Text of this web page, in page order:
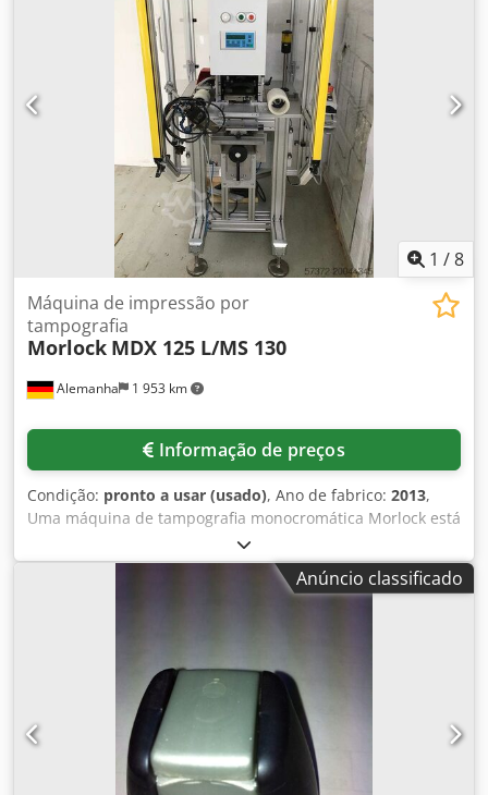
1 /8
Alemanha 1 953 km
Máquina de impressão por
tampografia
Morlock MDX 125 L/MS 130
Informação de preços
Condição: pronto a usar (usado), Ano de fabrico: 2013,
Uma máquina de tampografia monocromática Morlock está
disponível. Sistema de tinta: sistema de tampas, faixa de
diâmetro da imagem de impressão oval: 100mm-250mm,
dimensões mínimas da imagem de clichê X/Y:
rendimento máximo: 1400-1800 ciclos/h, dimensões da
máquina X/Y/Z: aprox. 1050mm/500mm/650mm, peso:
aprox. 250kg, comando: Siemens. Documentação
disponível. Uma visita local é possível. Dwodpoxd Av Hjfx
Anúncio classificado